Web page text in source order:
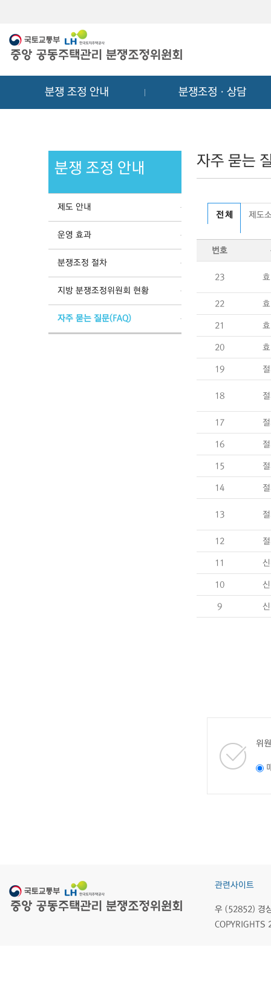
분쟁 조정 안내 분쟁조정ㆍ상담
분쟁 조정 안내
제도 안내
운영 효과
분쟁조정 절차
지방 분쟁조정위원회 현황
자주 묻는 질문(FAQ)
자주 묻는
전 체 제도
번호
23
22
21
20
19
18
17
16
15
14
13
12
11
10
9
위
관련사이트
우 (52852) 경
COPYRIGHTS